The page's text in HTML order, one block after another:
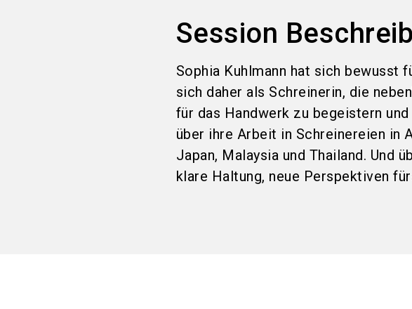
Session
Sophia Kuhlmann hat sich bewusst
sich daher als Schreinerin, die
für das Handwerk zu begeistern
über ihre Arbeit in Schreinereien in
Japan, Malaysia und Thailand. Und
klare Haltung, neue Perspektiven